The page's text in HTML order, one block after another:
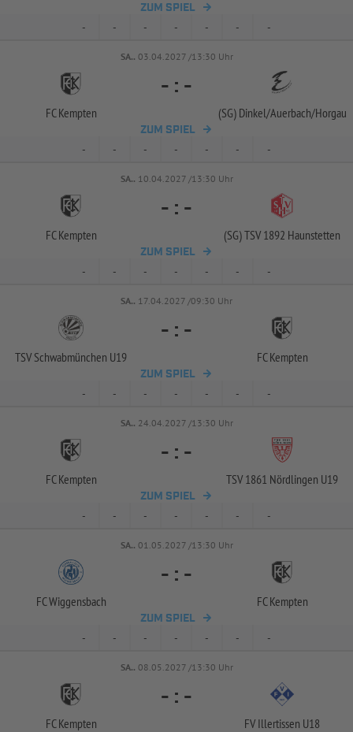
ZUM SPIEL
- - - - - - -
SA.. 03.04.2027 /13:30 Uhr
FC Kempten
- : -
(SG) Dinkel/Auerbach/Horgau
ZUM SPIEL
- - - - - - -
SA.. 10.04.2027 /13:30 Uhr
FC Kempten
- : -
(SG) TSV 1892 Haunstetten
ZUM SPIEL
- - - - - - -
SA.. 17.04.2027 /09:30 Uhr
TSV Schwabmünchen U19
- : -
FC Kempten
ZUM SPIEL
- - - - - - -
SA.. 24.04.2027 /13:30 Uhr
FC Kempten
- : -
TSV 1861 Nördlingen U19
ZUM SPIEL
- - - - - - -
SA.. 01.05.2027 /13:30 Uhr
FC Wiggensbach
- : -
FC Kempten
ZUM SPIEL
- - - - - - -
SA.. 08.05.2027 /13:30 Uhr
FC Kempten
- : -
FV Illertissen U18